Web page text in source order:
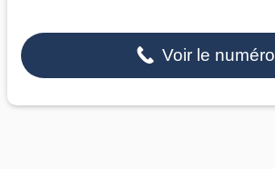
Voir le numéro